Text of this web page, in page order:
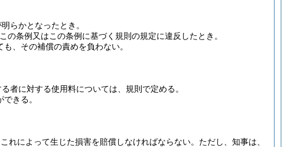
らかとなったとき。
の条例又はこの条例に基づく規則の規定に違反したとき。
、その補償の責めを負わない。
者に対する使用料については、規則で定める。
きる。
れによって生じた損害を賠償しなければならない。 ただし、知事は、